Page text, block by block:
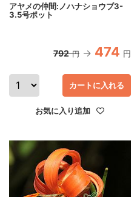
アヤメの仲間:ノハナショウブ3-
3.5号ポット
792 円 474 円
カートに入れる
お気に入り追加